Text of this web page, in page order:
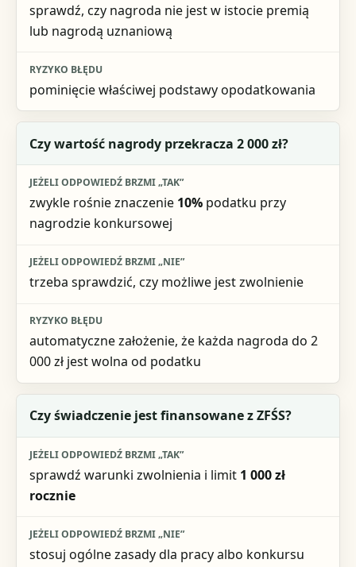
sprawdź, czy nagroda nie jest w istocie premią
lub nagrodą uznaniową
pominięcie właściwej podstawy opodatkowania
Czy wartość nagrody przekracza 2 000 zł?
zwykle rośnie znaczenie 10%podatku przy
nagrodzie konkursowej
trzeba sprawdzić, czy możliwe jest zwolnienie
automatyczne założenie, że każda nagroda do 2
000 zł jest wolna od podatku
Czy świadczenie jest finansowane z ZFŚS?
sprawdź warunki zwolnienia i limit 1 000 zł
rocznie
stosuj ogólne zasady dla pracy albo konkursu